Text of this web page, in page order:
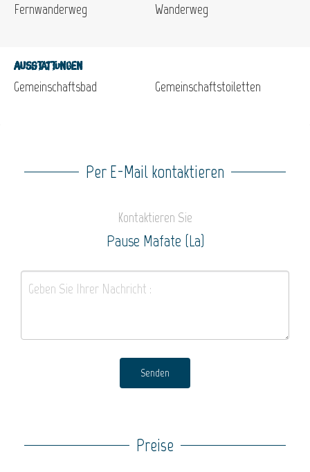
Fernwanderweg Wanderweg
Ausstattungen
Gemeinschaftsbad Gemeinschaftstoiletten
Per E-Mail kontaktieren
Kontaktieren Sie
Pause Mafate (La)
Senden
Preise